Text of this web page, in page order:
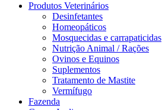
Produtos Veterinários
Desinfetantes
Homeopáticos
Mosquecidas e carrapaticidas
Nutrição Animal / Rações
Ovinos e Equinos
Suplementos
Tratamento de Mastite
Vermífugo
Fazenda